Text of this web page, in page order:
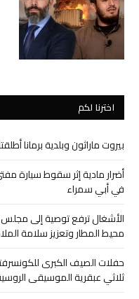
اخترنا لكم
بيروت ماراثون وبلدية برمانا
أضرار مادية إثر سقوط سيارة
في أبي سمراء
الأشغال ترفع توصية إلى مجلس
محيط المطار وتعزيز سلامة
حفلات الصيف الكبرى
ثلاثي عبقرية الموسيقى